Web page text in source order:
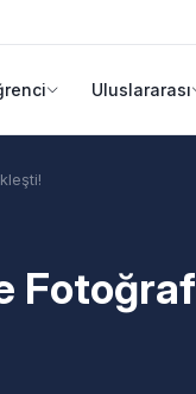
Uluslararası
Fotoğraf